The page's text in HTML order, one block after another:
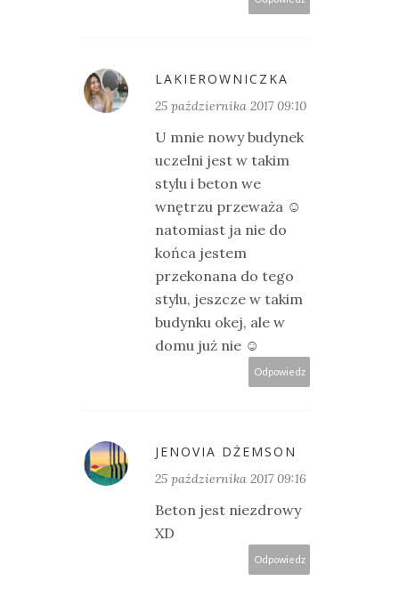
LAKIEROWNICZKA
25 października 2017 09:10
U mnie nowy budynek
uczelni jest w takim
stylu i beton we
wnętrzu przeważa ☺
natomiast ja nie do
końca jestem
przekonana do tego
stylu, jeszcze w takim
budynku okej, ale w
domu już nie ☺
Odpowiedz
JENOVIA DŻEMSON
25 października 2017 09:16
Beton jest niezdrowy
XD
Odpowiedz